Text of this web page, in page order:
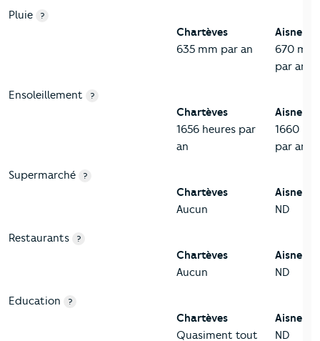
Pluie ?
Chartèves
635 mm par an
Aisne
670 mm
par an
Ensoleillement ?
Chartèves
1656 heures par
an
Aisne
1660
par an
Supermarché ?
Chartèves
Aucun
Aisne
ND
Restaurants ?
Chartèves
Aucun
Aisne
ND
Education ?
Chartèves
Quasiment tout
Aisne
ND